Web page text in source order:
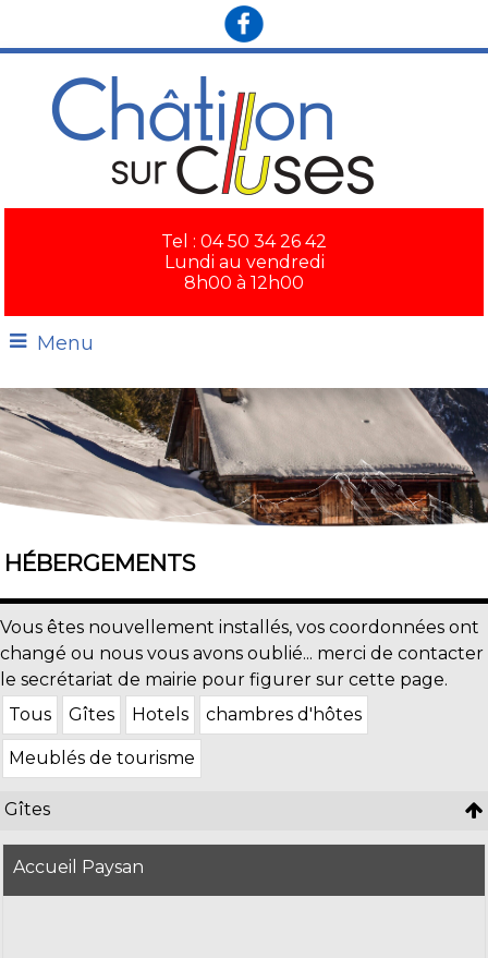
×
Tel : 04 50 34 26 42
Lundi au vendredi
8h00 à 12h00
Menu
HÉBERGEMENTS
Vous êtes nouvellement installés, vos coordonnées ont
changé ou nous vous avons oublié... merci de contacter
le secrétariat de mairie pour figurer sur cette page.
Tous
Gîtes Hotels chambres d'hôtes
Meublés de tourisme
Gîtes
Accueil Paysan